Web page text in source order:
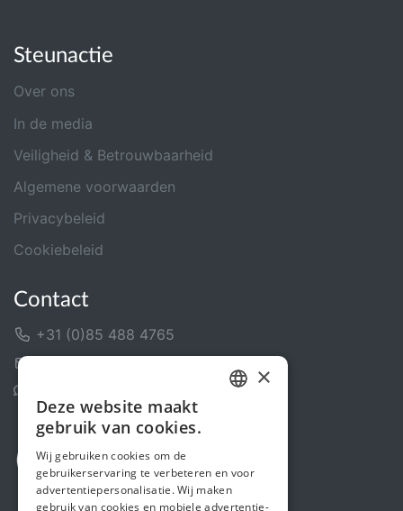
Steunactie
Over ons
In de media
Veiligheid & Betrouwbaarheid
Algemene voorwaarden
Privacybeleid
Cookiebeleid
Contact
+31 (0)85 488 4765
ENGLISH
×
Deze website maakt
gebruik van cookies.
Wij gebruiken cookies om de
gebruikerservaring te verbeteren en voor
advertentiepersonalisatie. Wij maken
gebruik van cookies en mobiele advertentie-